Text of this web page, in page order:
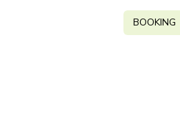
BOOKING